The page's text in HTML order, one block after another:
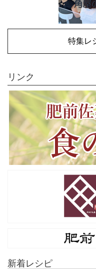
特集レ
リンク
新着レシピ